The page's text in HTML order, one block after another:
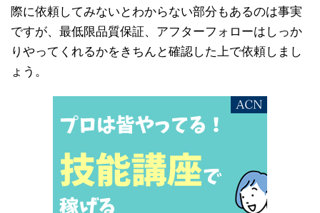
際に依頼してみないとわからない部分もあるのは事実
ですが、最低限品質保証、アフターフォローはしっか
りやってくれるかをきちんと確認した上で依頼しまし
ょう。